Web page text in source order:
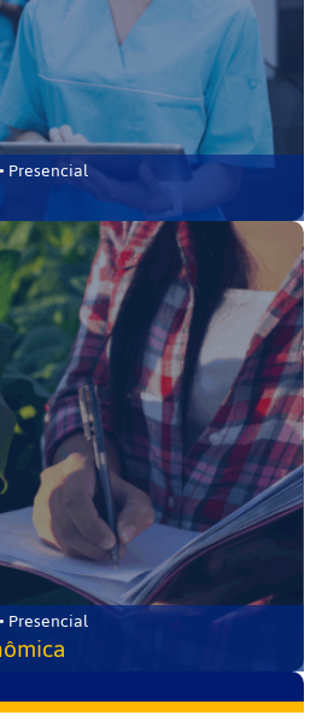
Presencial
Presencial